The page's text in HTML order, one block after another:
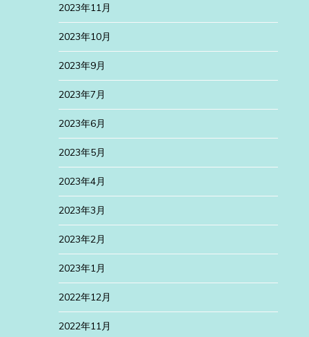
2023年11月
2023年10月
2023年9月
2023年7月
2023年6月
2023年5月
2023年4月
2023年3月
2023年2月
2023年1月
2022年12月
2022年11月